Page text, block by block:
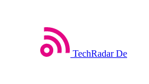
TechRadar De